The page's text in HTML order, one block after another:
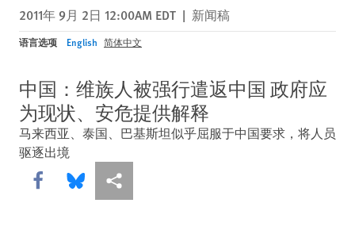
2011年 9月 2日 12:00AM EDT | 新闻稿
语言选项 English 简体中文
中国：维族人被强行遣返中国 政府应
为现状、安危提供解释
马来西亚、泰国、巴基斯坦似乎屈服于中国要求，将人员
驱逐出境
Share this via Facebook
Share this via Bluesky
More sharing options